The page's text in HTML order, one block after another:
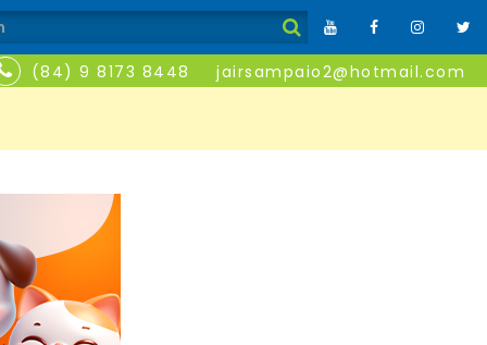
(84) 9 8173 8448 jairsampaio2@hotmail.com